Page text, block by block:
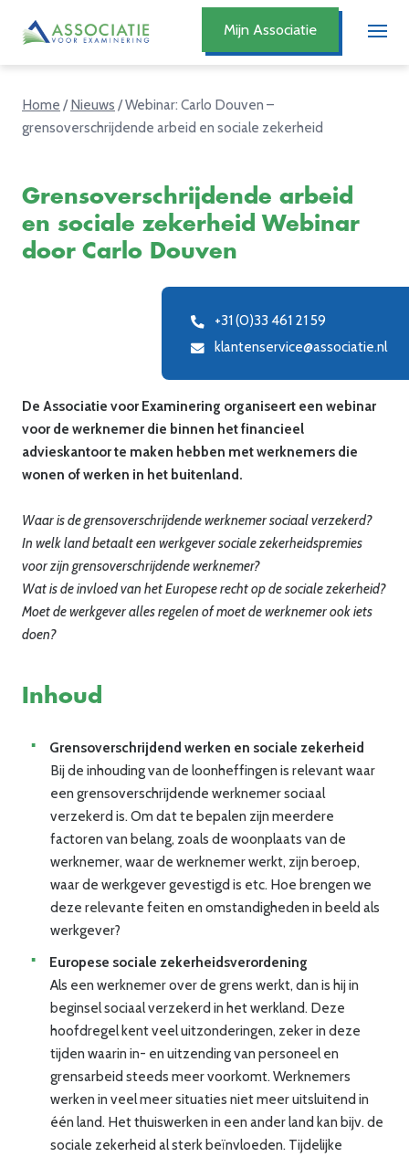
Mijn Associatie
Home /Nieuws /Webinar: Carlo Douven –
grensoverschrijdende arbeid en sociale zekerheid
Grensoverschrijdende arbeid
en sociale zekerheid Webinar
door Carlo Douven
+31 (0)33 461 21 59
klantenservice@associatie.nl
De Associatie voor Examinering organiseert een webinar
voor de werknemer die binnen het financieel
advieskantoor te maken hebben met werknemers die
wonen of werken in het buitenland.
Waar is de grensoverschrijdende werknemer sociaal verzekerd?
In welk land betaalt een werkgever sociale zekerheidspremies
voor zijn grensoverschrijdende werknemer?
Wat is de invloed van het Europese recht op de sociale zekerheid?
Moet de werkgever alles regelen of moet de werknemer ook iets
doen?
Inhoud
Grensoverschrijdend werken en sociale zekerheid
Bij de inhouding van de loonheffingen is relevant waar
een grensoverschrijdende werknemer sociaal
verzekerd is. Om dat te bepalen zijn meerdere
factoren van belang, zoals de woonplaats van de
werknemer, waar de werknemer werkt, zijn beroep,
waar de werkgever gevestigd is etc. Hoe brengen we
deze relevante feiten en omstandigheden in beeld als
werkgever?
Europese sociale zekerheidsverordening
Als een werknemer over de grens werkt, dan is hij in
beginsel sociaal verzekerd in het werkland. Deze
hoofdregel kent veel uitzonderingen, zeker in deze
tijden waarin in- en uitzending van personeel en
grensarbeid steeds meer voorkomt. Werknemers
werken in veel meer situaties niet meer uitsluitend in
één land. Het thuiswerken in een ander land kan bijv. de
sociale zekerheid al sterk beïnvloeden. Tijdelijke